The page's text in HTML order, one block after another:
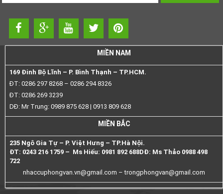
MIỀN NAM
169 Đinh Bộ Lĩnh – P. Bình Thạnh – TP.HCM.
ĐT: 0286 297 8268 – 0286 294 8326
ĐT: 0286 269 3239
DĐ: Mr Trung: 0989 875 628 | 0913 809 628
MIỀN BẮC
235 Ngô Gia Tự – P. Việt Hưng – TP.Hà Nội.
ĐT: 0243 216 1759 – Ms Hiếu: 0981 892 688DĐ: Ms Thảo 0988 498
722
nhaccuphongvan.vn@gmail.com –trongphongvan@gmail.com